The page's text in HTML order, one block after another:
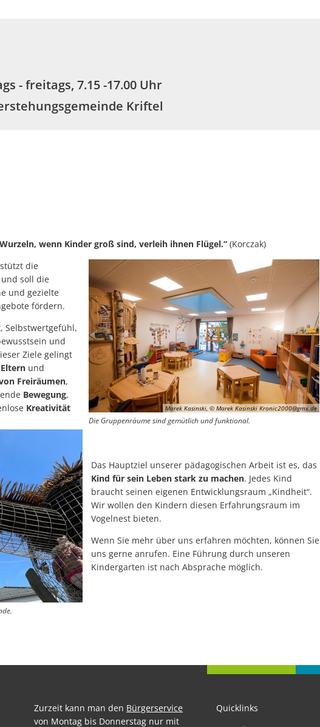
- freitags, 7.15 -17.00 Uhr
Kriftel
wenn Kinder groß sind, verleih ihnen Flügel.“ (Korczak)
Marek Kasinski, © Marek Kasinski Kronic2000@gmx.de
Die Gruppenräume sind gemütlich und funktional.
die
soll die
und gezielte
fördern.
Selbstwertgefühl,
und
Ziele gelingt
und
Freiräumen,
Bewegung,
Kreativität
Das Hauptziel unserer pädagogischen Arbeit ist es, das
Kind für sein Leben stark zu machen. Jedes Kind
braucht seinen eigenen Entwicklungsraum „Kindheit“.
Wir wollen den Kindern diesen Erfahrungsraum im
Vogelnest bieten.
Wenn Sie mehr über uns erfahren möchten, können Sie
uns gerne anrufen. Eine Führung durch unseren
Kindergarten ist nach Absprache möglich.
Zurzeit kann man den Bürgerservice
von Montag bis Donnerstag nur mit
Quicklinks